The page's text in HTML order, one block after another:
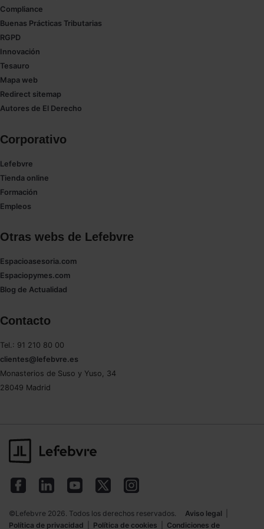
navegador. Si no seleccionas ninguna utilizaremos
las que sean indispensables para la navegación.
Saber más acerca de las cookies
Compliance
Buenas Prácticas Tributarias
RGPD
Innovación
Tesauro
Mapa web
Redirect sitemap
Autores de El Derecho
Corporativo
Lefebvre
Tienda online
Formación
Empleos
Otras webs de Lefebvre
Espacioasesoria.com
Espaciopymes.com
Blog de Actualidad
Contacto
Tel.: 91 210 80 00
clientes@lefebvre.es
Monasterios de Suso y Yuso, 34
28049 Madrid
©Lefebvre 2026. Todos los derechos reservados. Aviso legal
Política de privacidad
Política de cookies Condiciones de